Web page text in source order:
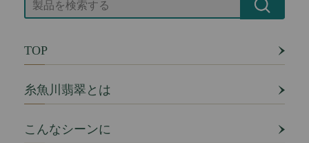
TOP
糸魚川翡翠とは
こんなシーンに